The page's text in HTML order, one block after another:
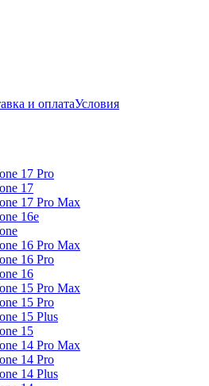
и оплатаУсловия
17 Pro
17
17 Pro Max
16e
16 Pro Max
16 Pro
16
15 Pro Max
15 Pro
15 Plus
15
14 Pro Max
14 Pro
14 Plus